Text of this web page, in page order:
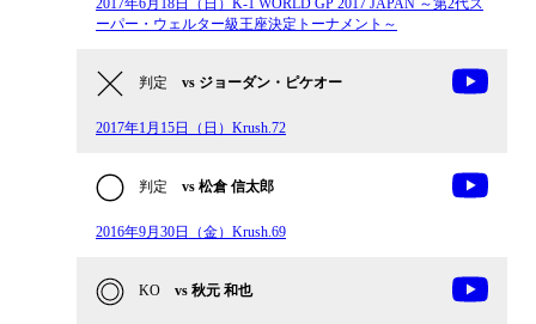
ーパー・ウェルター級王座決定トーナメント～
判定 vs ジョーダン・ピケオー
2017年1月15日（日）Krush.72
判定 vs 松倉 信太郎
2016年9月30日（金）Krush.69
KO vs 秋元 和也